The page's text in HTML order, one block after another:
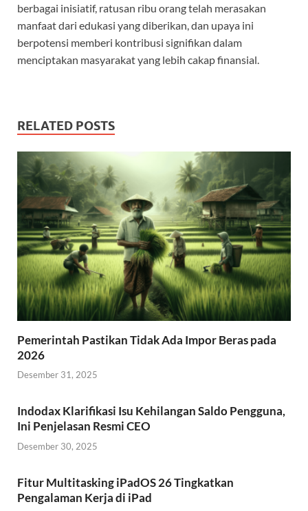
berbagai inisiatif, ratusan ribu orang telah merasakan
manfaat dari edukasi yang diberikan, dan upaya ini
berpotensi memberi kontribusi signifikan dalam
menciptakan masyarakat yang lebih cakap finansial.
RELATED POSTS
Pemerintah Pastikan Tidak Ada Impor Beras pada
2026
Desember 31, 2025
Indodax Klarifikasi Isu Kehilangan Saldo Pengguna,
Ini Penjelasan Resmi CEO
Desember 30, 2025
Fitur Multitasking iPadOS 26 Tingkatkan
Pengalaman Kerja di iPad